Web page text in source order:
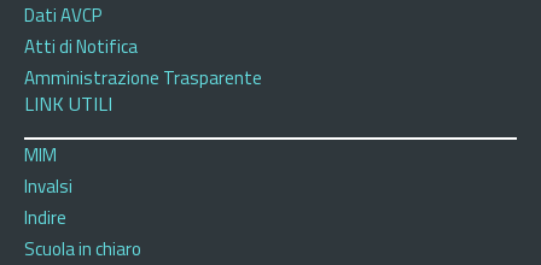
Dati AVCP
Atti di Notifica
Amministrazione Trasparente
LINK UTILI
MIM
Invalsi
Indire
Scuola in chiaro